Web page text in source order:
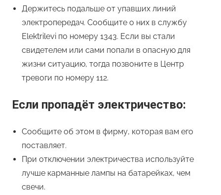
Держитесь подальше от упавших линий
электропередач. Сообщите о них в службу
Elektrilevi по номеру 1343. Если вы стали
свидетелем или сами попали в опасную для
жизни ситуацию, тогда позвоните в Центр
тревоги по номеру 112.
Если пропадёт электричество:
Сообщите об этом в фирму, которая вам его
поставляет.
При отключении электричества используйте
лучше карманные лампы на батарейках, чем
свечи.